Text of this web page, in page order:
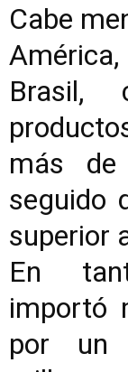
Cabe
más de
seguido
superior
En
importó
por un